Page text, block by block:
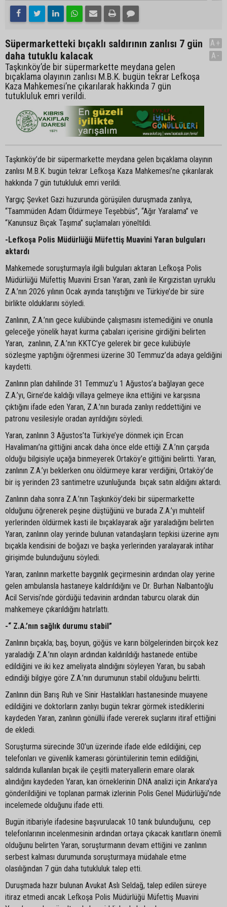
Süpermarketteki bıçaklı saldırının zanlısı 7 gün
daha tutuklu kalacak
Taşkınköy’de bir süpermarkette meydana gelen
bıçaklama olayının zanlısı M.B.K. bugün tekrar Lefkoşa
Kaza Mahkemesi’ne çıkarılarak hakkında 7 gün
tutukluluk emri verildi.
A+
A-
Taşkınköy’de bir süpermarkette meydana gelen bıçaklama olayının
zanlısı M.B.K. bugün tekrar Lefkoşa Kaza Mahkemesi’ne çıkarılarak
hakkında 7 gün tutukluluk emri verildi.
Yargıç Şevket Gazi huzurunda görüşülen duruşmada zanlıya,
“Taammüden Adam Öldürmeye Teşebbüs”, “Ağır Yaralama” ve
“Kanunsuz Bıçak Taşıma” suçlamaları yöneltildi.
-Lefkoşa Polis Müdürlüğü Müfettiş Muavini Yaran bulguları
aktardı
Mahkemede soruşturmayla ilgili bulguları aktaran Lefkoşa Polis
Müdürlüğü Müfettiş Muavini Ersan Yaran, zanlı ile Kırgızistan uyruklu
Z.A.’nın 2026 yılının Ocak ayında tanıştığını ve Türkiye’de bir süre
birlikte olduklarını söyledi.
Zanlının, Z.A.’nın gece kulübünde çalışmasını istemediğini ve onunla
geleceğe yönelik hayat kurma çabaları içerisine girdiğini belirten
Yaran, zanlının, Z.A.’nın KKTC’ye gelerek bir gece kulübüyle
sözleşme yaptığını öğrenmesi üzerine 30 Temmuz’da adaya geldiğini
kaydetti.
Zanlının plan dahilinde 31 Temmuz’u 1 Ağustos’a bağlayan gece
Z.A.’yı, Girne’de kaldığı villaya gelmeye ikna ettiğini ve karşısına
çıktığını ifade eden Yaran, Z.A.’nın burada zanlıyı reddettiğini ve
patronu vesilesiyle oradan ayrıldığını söyledi.
Yaran, zanlının 3 Ağustos’ta Türkiye’ye dönmek için Ercan
Havalimanı’na gittiğini ancak daha önce elde ettiği Z.A.’nın çarşıda
olduğu bilgisiyle uçağa binmeyerek Ortaköy’e gittiğini belirtti. Yaran,
zanlının Z.A.’yı beklerken onu öldürmeye karar verdiğini, Ortaköy’de
bir iş yerinden 23 santimetre uzunluğunda bıçak satın aldığını aktardı.
Zanlının daha sonra Z.A.’nın Taşkınköy’deki bir süpermarkette
olduğunu öğrenerek peşine düştüğünü ve burada Z.A.’yı muhtelif
yerlerinden öldürmek kasti ile bıçaklayarak ağır yaraladığını belirten
Yaran, zanlının olay yerinde bulunan vatandaşların tepkisi üzerine aynı
bıçakla kendisini de boğazı ve başka yerlerinden yaralayarak intihar
girişimde bulunduğunu söyledi.
Yaran, zanlının markette baygınlık geçirmesinin ardından olay yerine
gelen ambulansla hastaneye kaldırıldığını ve Dr. Burhan Nalbantoğlu
Acil Servisi’nde gördüğü tedavinin ardından taburcu olarak dün
mahkemeye çıkarıldığını hatırlattı.
-“ Z.A.’nın sağlık durumu stabil”
Zanlının bıçakla; baş, boyun, göğüs ve karın bölgelerinden birçok kez
yaraladığı Z.A.’nın olayın ardından kaldırıldığı hastanede entübe
edildiğini ve iki kez ameliyata alındığını söyleyen Yaran, bu sabah
edindiği bilgiye göre Z.A.’nın durumunun stabil olduğunu belirtti.
Zanlının dün Barış Ruh ve Sinir Hastalıkları hastanesinde muayene
edildiğini ve doktorların zanlıyı bugün tekrar görmek istediklerini
kaydeden Yaran, zanlının gönüllü ifade vererek suçlarını itiraf ettiğini
de ekledi.
Soruşturma sürecinde 30’un üzerinde ifade elde edildiğini, cep
telefonları ve güvenlik kamerası görüntülerinin temin edildiğini,
saldırıda kullanılan bıçak ile çeşitli materyallerin emare olarak
alındığını kaydeden Yaran, kan örneklerinin DNA analizi için Ankara’ya
gönderildiğini ve toplanan parmak izlerinin Polis Genel Müdürlüğü’nde
incelemede olduğunu ifade etti.
Bugün itibariyle ifadesine başvurulacak 10 tanık bulunduğunu, cep
telefonlarının incelenmesinin ardından ortaya çıkacak kanıtların önemli
olduğunu belirten Yaran, soruşturmanın devam ettiğini ve zanlının
serbest kalması durumunda soruşturmaya müdahale etme
olasılığından 7 gün daha tutukluluk talep etti.
Duruşmada hazır bulunan Avukat Aslı Seldağ, talep edilen süreye
itiraz etmedi ancak Lefkoşa Polis Müdürlüğü Müfettiş Muavini